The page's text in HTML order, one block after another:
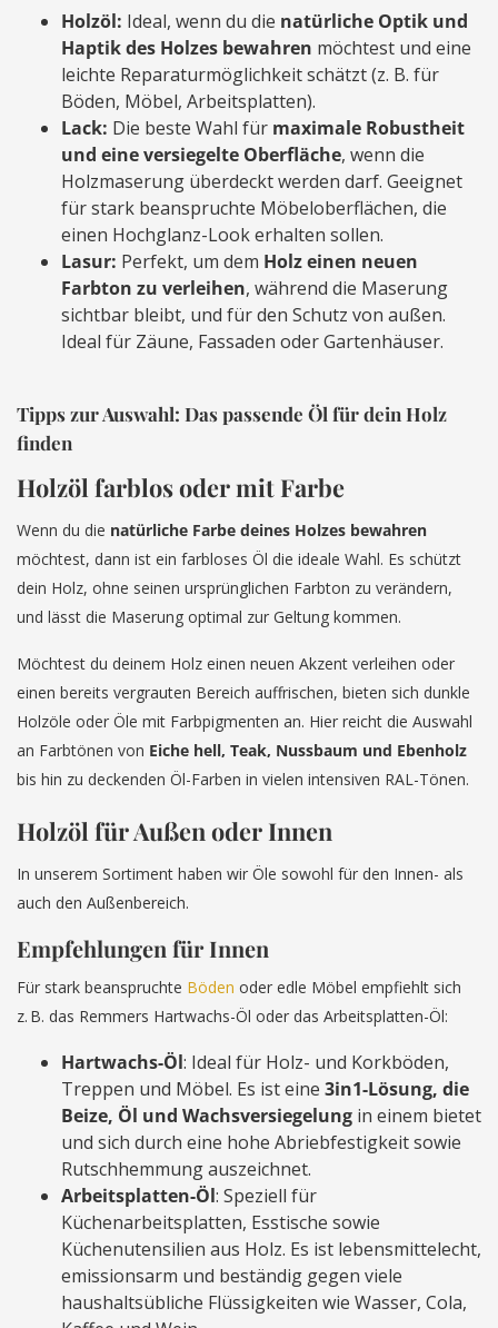
Holzöl: Ideal, wenn du die natürliche Optik und
Haptik des Holzes bewahren möchtest und eine
leichte Reparaturmöglichkeit schätzt (z. B. für
Böden, Möbel, Arbeitsplatten).
Lack: Die beste Wahl für maximale Robustheit
und eine versiegelte Oberfläche, wenn die
Holzmaserung überdeckt werden darf. Geeignet
für stark beanspruchte Möbeloberflächen, die
einen Hochglanz-Look erhalten sollen.
Lasur: Perfekt, um dem Holz einen neuen
Farbton zu verleihen, während die Maserung
sichtbar bleibt, und für den Schutz von außen.
Ideal für Zäune, Fassaden oder Gartenhäuser.
Tipps zur Auswahl: Das passende Öl für dein Holz
finden
Holzöl farblos oder mit Farbe
Wenn du die natürliche Farbe deines Holzes bewahren
möchtest, dann ist ein farbloses Öl die ideale Wahl. Es schützt
dein Holz, ohne seinen ursprünglichen Farbton zu verändern,
und lässt die Maserung optimal zur Geltung kommen.
Möchtest du deinem Holz einen neuen Akzent verleihen oder
einen bereits vergrauten Bereich auffrischen, bieten sich dunkle
Holzöle oder Öle mit Farbpigmenten an. Hier reicht die Auswahl
an Farbtönen von Eiche hell, Teak, Nussbaum und Ebenholz
bis hin zu deckenden Öl-Farben in vielen intensiven RAL-Tönen.
Holzöl für Außen oder Innen
In unserem Sortiment haben wir Öle sowohl für den Innen- als
auch den Außenbereich.
Empfehlungen für Innen
Für stark beanspruchte Böden oder edle Möbel empfiehlt sich
z. B. das Remmers Hartwachs-Öl oder das Arbeitsplatten-Öl:
Hartwachs-Öl: Ideal für Holz- und Korkböden,
Treppen und Möbel. Es ist eine 3in1-Lösung, die
Beize, Öl und Wachsversiegelung in einem bietet
und sich durch eine hohe Abriebfestigkeit sowie
Rutschhemmung auszeichnet.
Arbeitsplatten-Öl: Speziell für
Küchenarbeitsplatten, Esstische sowie
Küchenutensilien aus Holz. Es ist lebensmittelecht,
emissionsarm und beständig gegen viele
haushaltsübliche Flüssigkeiten wie Wasser, Cola,